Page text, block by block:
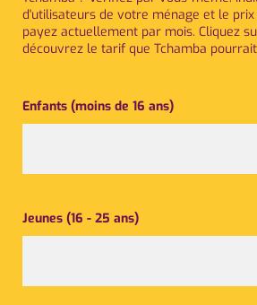
d'utilisateurs de votre ménage et le
payez actuellement par mois. Cliquez
découvrez le tarif que Tchamba
Enfants (moins de 16 ans)
Jeunes (16 - 25 ans)